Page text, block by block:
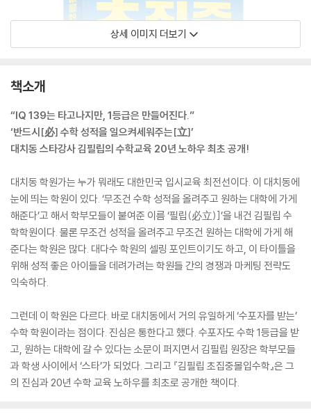
상세 이미지 더보기
책소개
“IQ 139는 타고나지만, 1등급은 만들어진다.”
‘반드시[必] 수학 성적을 일으켜세워주는[立]’
대치동 스타강사 김필립의 수학교육 20년 노하우 최초 공개!
대치동 학원가는 누가 뭐래도 대한민국 입시교육 최전선이다. 이 대치동에
눈에 띄는 학원이 있다. ‘무조건 수학 성적을 올려주고 원하는 대학에 가게
해준다’고 해서 학부모들이 붙여준 이름 ‘필립(必立)]’을 내건 김필립 수
학학원이다. 물론 무조건 성적을 올려주고 무조건 원하는 대학에 가게 해
준다는 학원은 많다. 대다수 학원의 셀링 포인트이기도 하고, 이 타이틀을
위해 성적 좋은 아이들을 데려가려는 학원들 간의 경쟁과 마케팅 전략도
익숙하다.
그런데 이 학원은 다르다. 바로 대치동에서 거의 유일하게 ‘수포자를 받는’
수학 학원이라는 점이다. 진심은 통한다고 했다. 수포자도 수학 1등급을 받
고, 원하는 대학에 갈 수 있다는 소문이 퍼지면서 김필립 원장은 학부모들
과 학생 사이에서 ‘스타’가 되었다. 그리고 『김필립 초집중몰입수학』은 그
의 진심과 20년 수학 교육 노하우를 최초로 공개한 책이다.